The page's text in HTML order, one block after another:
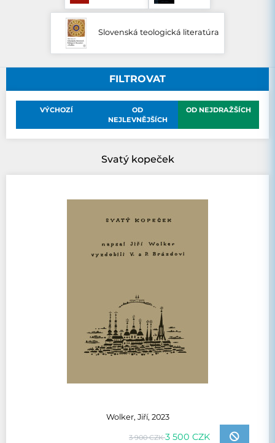
Slovenská teologická literatúra
FILTROVAT
VÝCHOZÍ
OD
NEJLEVNĚJŠÍCH
OD NEJDRAŽŠÍCH
Svatý kopeček
Wolker, Jiří, 2023
3 900 CZK3 500 CZK